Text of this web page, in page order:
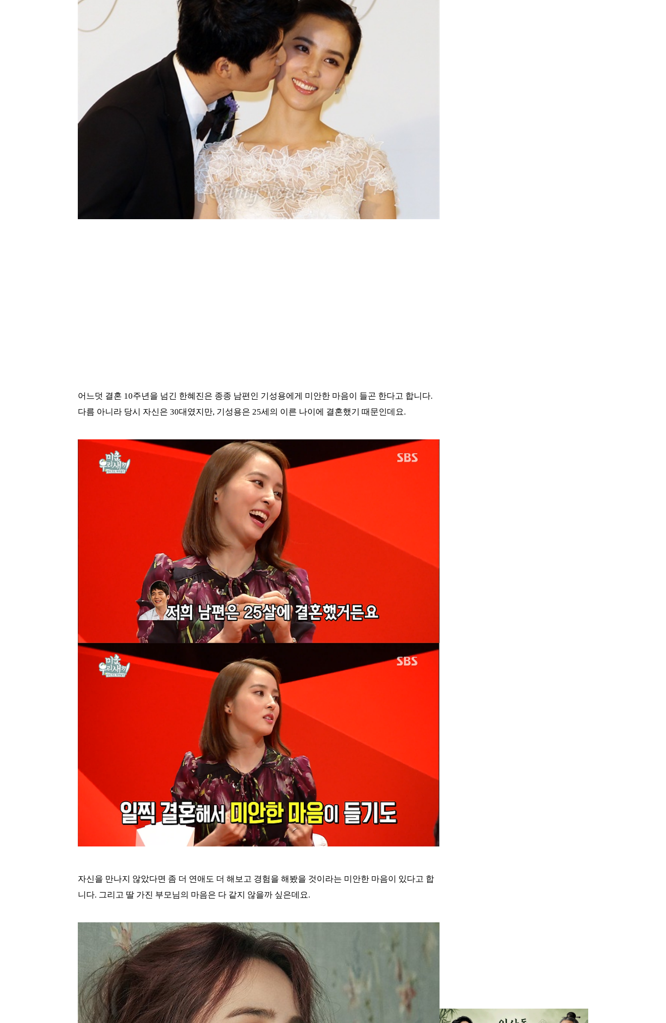
어느덧 결혼 10주년을 넘긴 한혜진은 종종 남편인 기성용에게 미안한 마음이 들곤 한다고 합니다.
다름 아니라 당시 자신은 30대였지만, 기성용은 25세의 이른 나이에 결혼했기 때문인데요.
자신을 만나지 않았다면 좀 더 연애도 더 해보고 경험을 해봤을 것이라는 미안한 마음이 있다고 합
니다. 그리고 딸 가진 부모님의 마음은 다 같지 않을까 싶은데요.